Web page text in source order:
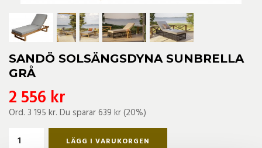
SANDÖ SOLSÄNGSDYNA SUNBRELLA
GRÅ
2 556 kr
Ord. 3 195 kr. Du sparar639 kr(20%)
LÄGG I VARUKORGEN